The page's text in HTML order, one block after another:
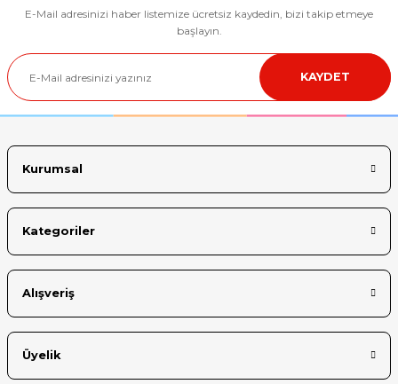
E-Mail adresinizi haber listemize ücretsiz kaydedin, bizi takip etmeye
başlayın.
KAYDET
Kurumsal
Kategoriler
Alışveriş
Üyelik